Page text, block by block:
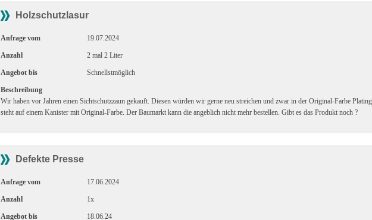
Holzschutzlasur
Anfrage vom 19.07.2024
Anzahl 2 mal 2 Liter
Angebot bis Schnellstmöglich
Beschreibung
Wir haben vor Jahren einen Sichtschutzzaun gekauft. Diesen würden wir gerne neu streichen und zwar in der Original-Farbe
steht auf einem Kanister mit Original-Farbe. Der Baumarkt kann die angeblich nicht mehr bestellen. Gibt es das Produkt noch ?
Defekte Presse
Anfrage vom 17.06.2024
Anzahl 1x
Angebot bis 18.06.24